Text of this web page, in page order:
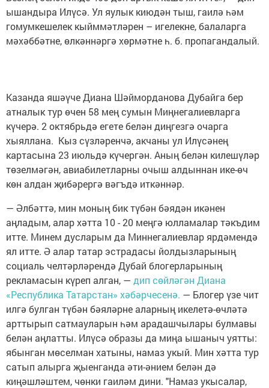
ышандыра Илүсә. Ул яулык киюдән тыш, гаилә һәм
гомумкешелек кыйммәтләрен – игелекне, балаларга
мәхәббәтне, өлкәннәргә хөрмәтне һ. б. пропагандалый.
Казанда яшәүче Диана Шәйморданова Дубайга бер
атналык тур өчен 58 мең сумын Миңнегалиевларга
күчерә. 2 октябрьдә егете белән диңгезгә очарга
хыяллана. Кыз сүзләренчә, акчаны ул Илүсәнең
картасына 23 июльдә күчергән. Аның белән килешүләр
төзелмәгән, авиабилетларны очыш алдыннан ике-өч
көн алдан җибәрергә вәгъдә иткәннәр.
— Әлбәттә, мин моның бик түбән бәядән икәнен
аңладым, алар хәтта 10 - 20 меңгә юлламалар тәкъдим
итте. Минем дусларым да Миннегалиевлар ярдәмендә
ял итте. Ә алар татар эстрадасы йолдызларының
социаль челтәрләрендә Дубай блогерларының
рекламасын күреп алган, — дип сөйләгән Диана
«Республика Татарстан» хәбәрчесенә. — Блогер үзе чит
илгә булган түбән бәяләрне аларның икелетә-өчләтә
арттырып сатмауларын һәм арадашчылары булмавы
белән аңлатты. Илүсә образы да миңа ышаныч уятты:
ябынган мөселман хатыны, намаз укый. Мин хәтта тур
сатып алырга җыенганда әти-әнием белән дә
киңәшләштем, чөнки гаиләм дини. "Намаз укысалар,